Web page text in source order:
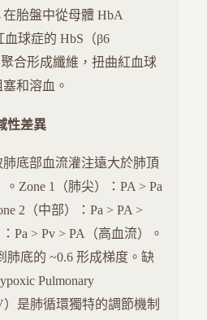
胎盤中從母體 HbA
血球症的 HbS（β6
合形成纖維，扭曲紅血球
和溶血。
性差異
底部血流灌注遠大於肺頂
Zone 1（肺尖）：PA > Pa
2（中部）：Pa > PA >
Pa > Pv > PA（高血流）。
肺底的 ~0.6 形成梯度。缺
Pulmonary
）是肺循環獨特的調節機制